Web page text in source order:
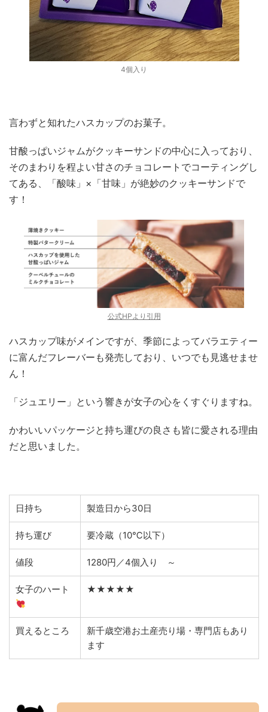
4個入り
言わずと知れたハスカップのお菓子。
甘酸っぱいジャムがクッキーサンドの中心に入っており、
そのまわりを程よい甘さのチョコレートでコーティングし
てある、「酸味」×「甘味」が絶妙のクッキーサンドで
す！
公式HPより引用
ハスカップ味がメインですが、季節によってバラエティー
に富んだフレーバーも発売しており、いつでも見逃せませ
ん！
「ジュエリー」という響きが女子の心をくすぐりますね。
かわいいパッケージと持ち運びの良さも皆に愛される理由
だと思いました。
日持ち 製造日から30日
持ち運び 要冷蔵（10℃以下）
値段 1280円／4個入り ～
女子のハート ★★★★★
買えるところ
新千歳空港お土産売り場・専門店もあり
ます